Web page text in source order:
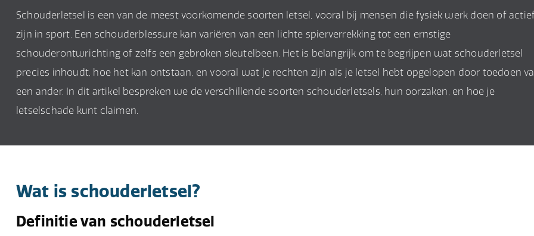
Schouderletsel is een van de meest voorkomende soorten letsel, vooral bij mensen die fysiek werk doen of
zijn in sport. Een schouderblessure kan variëren van een lichte spierverrekking tot een ernstige
schouderontwrichting of zelfs een gebroken sleutelbeen. Het is belangrijk om te begrijpen wat schouderletsel
precies inhoudt, hoe het kan ontstaan, en vooral wat je rechten zijn als je letsel hebt opgelopen door toedoen
een ander. In dit artikel bespreken we de verschillende soorten schouderletsels, hun oorzaken, en hoe je
letselschade kunt claimen.
Wat is schouderletsel?
Definitie van schouderletsel